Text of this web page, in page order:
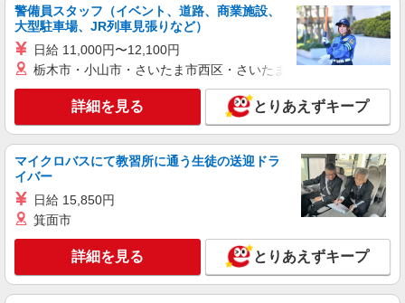
パート
いなげや 新座野寺店
食品スーパースタッフ（寿司、ベーカリー、鮮
魚、一般食品）
時給：1413円（寿司・鮮魚） 時給：1226円
（ベーカリー・一般食品） ※曜日・時間帯によっ
て加算 ▼詳細は以下の通り 日・祝日／時給125円
増 7:00〜8:00／時給200円増 ★学生以外の長期希
望の方はパート対象です。 ★職種を限定しての募
集のため、勤務時間・曜日の項目をご確認くださ
埼玉県新座市野寺2-6-38
詳細を見る
アルバイト
食品スーパースタッフ（寿司、ベーカリー、一
般食品）
大学・専門学生／時給1180円〜 高校生／時給
警備員スタッフ（イベント、道路、商業施設、
大型駐車場、JR列車見張りなど）
日給 11,000円〜12,100円
栃木市・小山市・さいたま市西区・さいたま市岩槻区・久喜市・
詳細を見る とりあえずキープ
マイクロバスにて教習所に通う生徒の送迎ドラ
イバー
日給 15,850円
箕面市
詳細を見る とりあえずキープ